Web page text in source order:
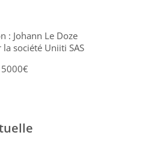
: Johann Le Doze
société Uniiti SAS